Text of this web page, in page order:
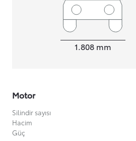
1.808 mm
Motor
Silindir sayısı
Hacim
Güç